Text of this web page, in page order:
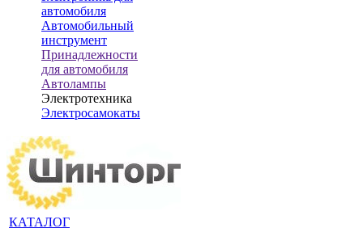
автомобиля
Автомобильный
инструмент
Принадлежности
для автомобиля
Автолампы
Электротехника
Электросамокаты
КАТАЛОГ